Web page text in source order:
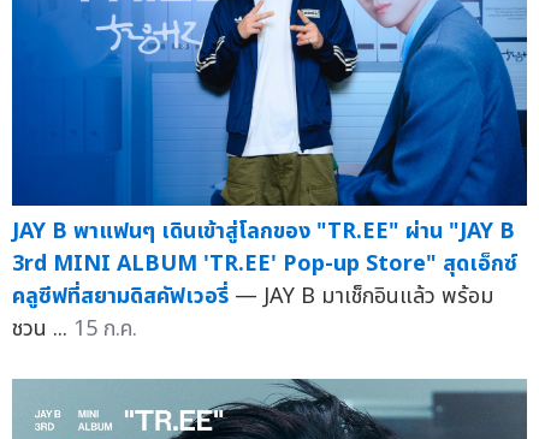
JAY B พาแฟนๆ เดินเข้าสู่โลกของ "TR.EE" ผ่าน "JAY B
3rd MINI ALBUM 'TR.EE' Pop-up Store" สุดเอ็กซ์
คลูซีฟที่สยามดิสคัฟเวอรี่ — JAY B มาเช็กอินแล้ว พร้อม
ชวน ... 15 ก.ค.